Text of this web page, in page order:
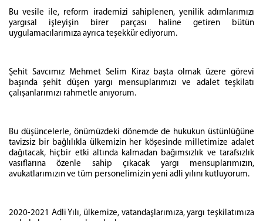
Bu vesile ile, reform irademizi sahiplenen, yenilik adımlarımızı
yargısal işleyişin birer parçası haline getiren bütün
uygulamacılarımıza ayrıca teşekkür ediyorum.
Şehit Savcımız Mehmet Selim Kiraz başta olmak üzere görevi
başında şehit düşen yargı mensuplarımızı ve adalet teşkilatı
çalışanlarımızı rahmetle anıyorum.
Bu düşüncelerle, önümüzdeki dönemde de hukukun üstünlüğüne
tavizsiz bir bağlılıkla ülkemizin her köşesinde milletimize adalet
dağıtacak, hiçbir etki altında kalmadan bağımsızlık ve tarafsızlık
vasıflarına özenle sahip çıkacak yargı mensuplarımızın,
avukatlarımızın ve tüm personelimizin yeni adli yılını kutluyorum.
2020-2021 Adli Yılı, ülkemize, vatandaşlarımıza, yargı teşkilatımıza